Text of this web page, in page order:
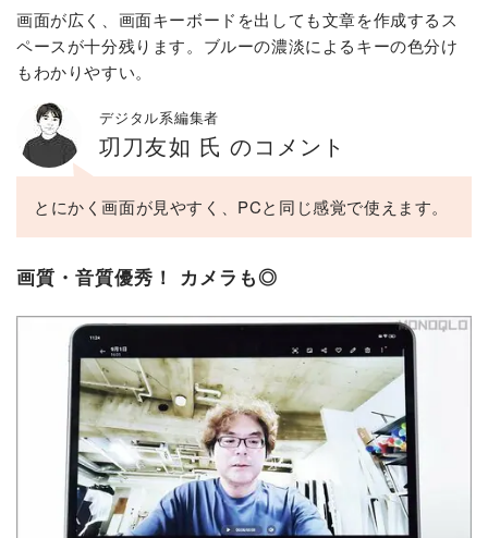
画面が広く、画面キーボードを出しても文章を作成するス
ペースが十分残ります。ブルーの濃淡によるキーの色分け
もわかりやすい。
デジタル系編集者
㓛刀友如 氏 のコメント
とにかく画面が見やすく、PCと同じ感覚で使えます。
画質・音質優秀！ カメラも◎